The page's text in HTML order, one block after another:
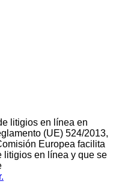
litigios en línea en
(UE) 524/2013,
Europea facilita
litigios en línea y que se